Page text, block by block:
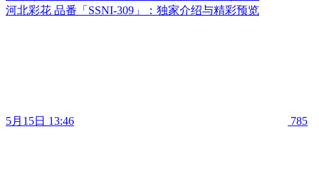
河北彩花 品番「SSNI-309」：独家介绍与精彩预览
5月15日 13:46 785